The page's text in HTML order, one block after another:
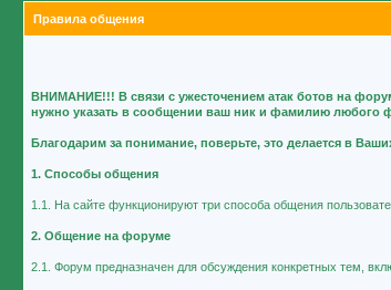
Правила общения
ВНИМАНИЕ!!! В связи с ужесточением атак ботов на
нужно указать в сообщении ваш ник и фамилию любого
Благодарим за понимание, поверьте, это делается в
1. Способы общения
1.1. На сайте функционируют три способа общения
2. Общение на форуме
2.1. Форум предназначен для обсуждения конкретных тем,